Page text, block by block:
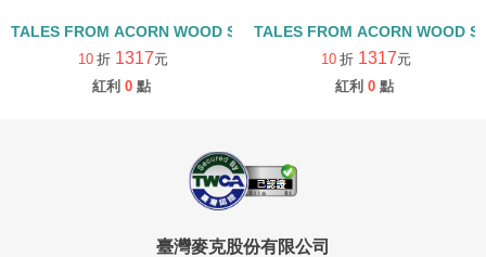
TALES FROM ACORN WOOD STORY COLLECTION 觀察探索組/
10 折 1317元
紅利 0 點
TALES FROM ACORN WOOD
10 折 1317元
紅利 0 點
臺灣麥克股份有限公司